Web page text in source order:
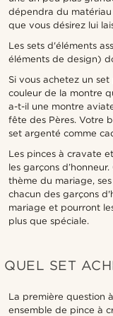
dépendra du
que vous désirez lui
Les sets d'éléments
éléments de design)
Si vous achetez un
couleur de la montre
a-t-il une montre
fête des Pères. Votre
set argenté comme
Les pinces à cravate
les garçons
thème du mariage,
chacun des garçons
mariage et pourront
plus que spéciale.
QUEL SET
La première question
ensemble de pince à